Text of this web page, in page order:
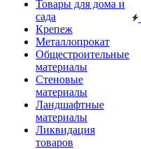
Товары для дома и
сада
Крепеж
Металлопрокат
Общестроительные
материалы
Стеновые
материалы
Ландшафтные
материалы
Ликвидация
товаров